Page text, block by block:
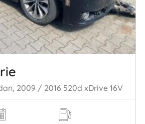
2009 / 2016 520d xDrive 16V